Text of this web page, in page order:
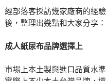
經部落客採訪幾家廠商的經
後，整理出幾點和大家分享：
成人紙尿布品牌選擇上
市場上本土製與進口品質水